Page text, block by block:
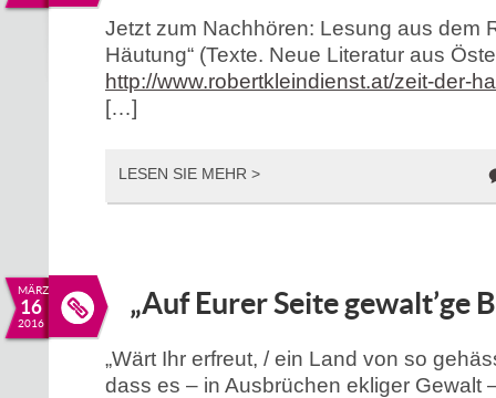
Jetzt zum Nachhören: Lesung aus dem
Häutung“ (Texte. Neue Literatur aus
http://www.robertkleindienst.at/zeit-der-
[…]
LESEN SIE MEHR >
MÄRZ
16
2016
„Auf Eurer Seite gewalt’ge
„Wärt Ihr erfreut, / ein Land von so
dass es – in Ausbrüchen ekliger Gewalt